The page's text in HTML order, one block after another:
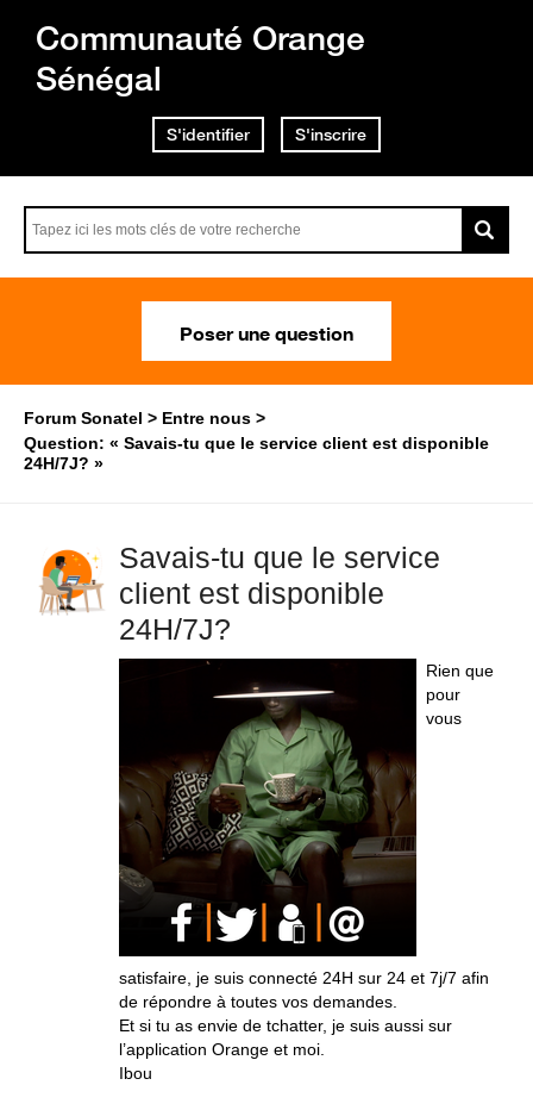
Communauté Orange
Sénégal
S'identifier S'inscrire
Poser une question
Forum Sonatel
Entre nous
Question: « Savais-tu que le service client est disponible
24H/7J? »
Savais-tu que le service
client est disponible
24H/7J?
Rien que
pour
vous
satisfaire, je suis connecté 24H sur 24 et 7j/7 afin
de répondre à toutes vos demandes.
Et si tu as envie de tchatter, je suis aussi sur
l’application Orange et moi.
Ibou